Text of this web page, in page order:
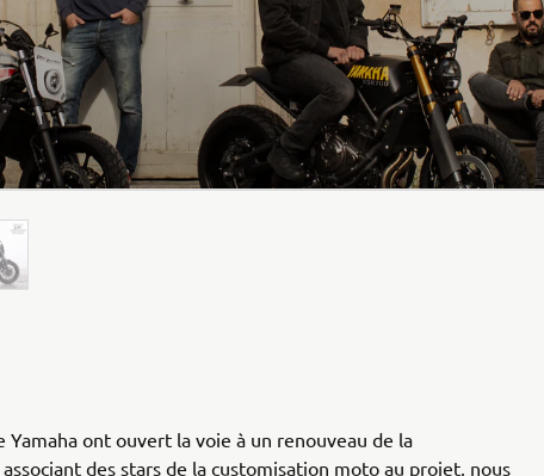
Yamaha ont ouvert la voie à un renouveau de la
des stars de la customisation moto au projet, nous